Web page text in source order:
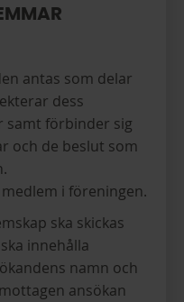
antas som delar
dess
samt förbinder sig
och de beslut som
i föreningen.
ska skickas
innehålla
namn och
ansökan